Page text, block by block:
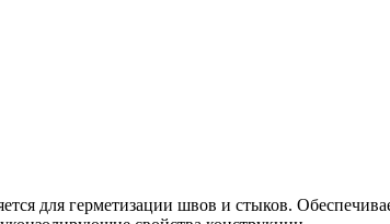
для герметизации швов и стыков.